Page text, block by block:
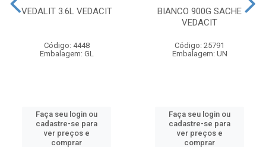
VEDALIT 3.6L VEDACIT
Código: 4448
Embalagem: GL
Faça seu login ou
cadastre-se para
ver preços e
comprar
BIANCO 900G SACHE
VEDACIT
Código: 25791
Embalagem: UN
Faça seu login ou
cadastre-se para
ver preços e
comprar